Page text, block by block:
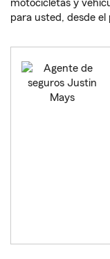
motocicletas y
para usted, desde